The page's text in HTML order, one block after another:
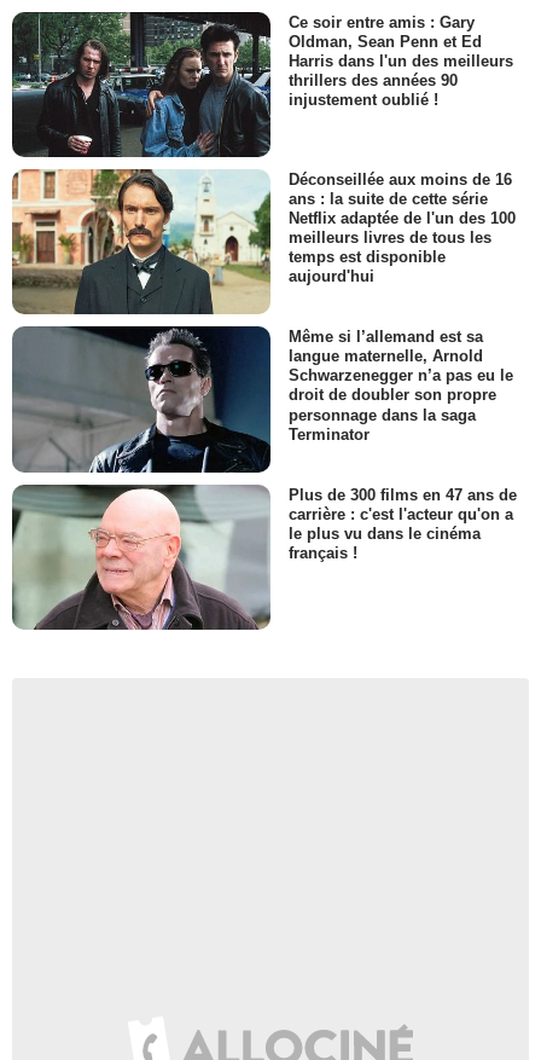
Ce soir entre amis : Gary
Oldman, Sean Penn et Ed
Harris dans l'un des meilleurs
thrillers des années 90
injustement oublié !
Déconseillée aux moins de 16
ans : la suite de cette série
Netflix adaptée de l'un des 100
meilleurs livres de tous les
temps est disponible
aujourd'hui
Même si l’allemand est sa
langue maternelle, Arnold
Schwarzenegger n’a pas eu le
droit de doubler son propre
personnage dans la saga
Terminator
Plus de 300 films en 47 ans de
carrière : c'est l'acteur qu'on a
le plus vu dans le cinéma
français !